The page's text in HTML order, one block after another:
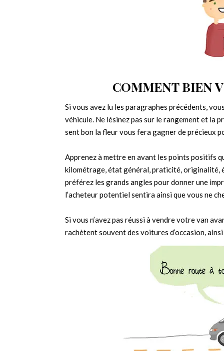
COMMENT BIEN
Si vous avez lu les paragraphes précédents,
véhicule. Ne lésinez pas sur le rangement et la
sent bon la fleur vous fera gagner de précieux
Apprenez à mettre en avant les points positifs
kilométrage, état général, praticité, originalité,
préférez les grands angles pour donner une
l’acheteur potentiel sentira ainsi que vous ne
Si vous n’avez pas réussi à vendre votre van
rachètent souvent des voitures d’occasion, ainsi